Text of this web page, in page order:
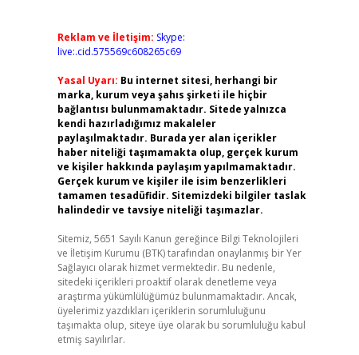
Reklam ve İletişim: Skype:
live:.cid.575569c608265c69
Yasal Uyarı: Bu internet sitesi, herhangi bir
marka, kurum veya şahıs şirketi ile hiçbir
bağlantısı bulunmamaktadır. Sitede yalnızca
kendi hazırladığımız makaleler
paylaşılmaktadır. Burada yer alan içerikler
haber niteliği taşımamakta olup, gerçek kurum
ve kişiler hakkında paylaşım yapılmamaktadır.
Gerçek kurum ve kişiler ile isim benzerlikleri
tamamen tesadüfidir. Sitemizdeki bilgiler taslak
halindedir ve tavsiye niteliği taşımazlar.
Sitemiz, 5651 Sayılı Kanun gereğince Bilgi Teknolojileri
ve İletişim Kurumu (BTK) tarafından onaylanmış bir Yer
Sağlayıcı olarak hizmet vermektedir. Bu nedenle,
sitedeki içerikleri proaktif olarak denetleme veya
araştırma yükümlülüğümüz bulunmamaktadır. Ancak,
üyelerimiz yazdıkları içeriklerin sorumluluğunu
taşımakta olup, siteye üye olarak bu sorumluluğu kabul
etmiş sayılırlar.